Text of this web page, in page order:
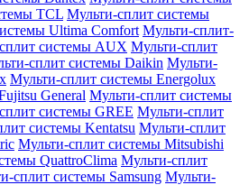
TCL Мульти-сплит системы
Ultima Comfort Мульти-сплит-
системы AUX Мульти-сплит
сплит системы Daikin Мульти-
Мульти-сплит системы Energolux
General Мульти-сплит системы
системы GREE Мульти-сплит
системы Kentatsu Мульти-сплит
Мульти-сплит системы Mitsubishi
QuattroClima Мульти-сплит
сплит системы Samsung Мульти-